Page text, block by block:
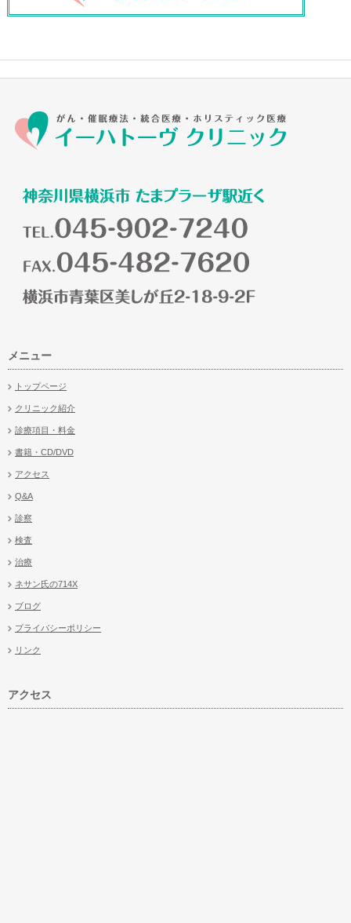
メニュー
トップページ
クリニック紹介
診療項目・料金
書籍・CD/DVD
アクセス
Q&A
診察
検査
治療
ネサン氏の714X
ブログ
プライバシーポリシー
リンク
アクセス